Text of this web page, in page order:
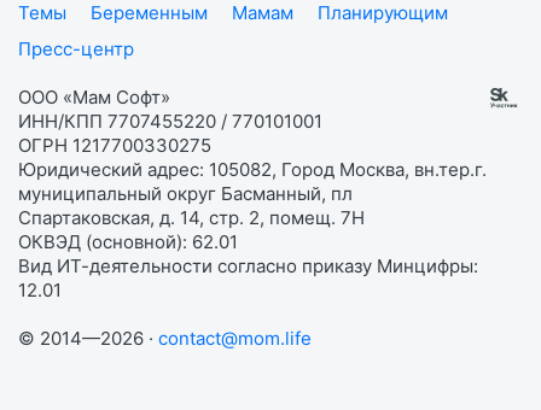
Темы
Беременным Мамам
Планирующим
Пресс-центр
ООО «Мам Софт»
ИНН/КПП 7707455220 / 770101001
ОГРН 1217700330275
Юридический адрес: 105082, Город Москва, вн.тер.г.
муниципальный округ Басманный, пл
Спартаковская, д. 14, стр. 2, помещ. 7Н
ОКВЭД (основной): 62.01
Вид ИТ-деятельности согласно приказу Минцифры:
12.01
© 2014—2026 · contact@mom.life